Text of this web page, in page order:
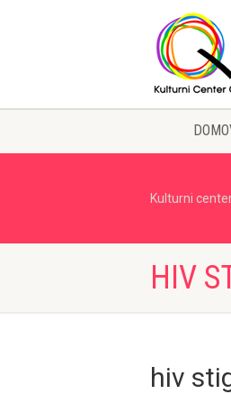
Kulturni
HIV
hiv